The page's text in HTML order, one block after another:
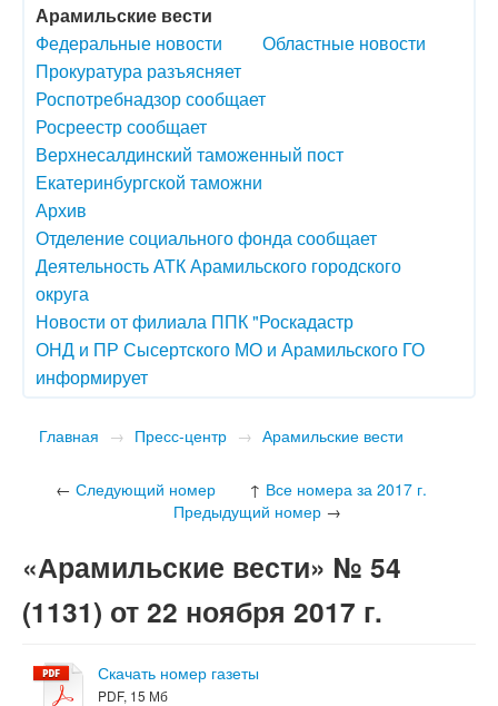
Арамильские вести
Федеральные новости
Областные новости
Прокуратура разъясняет
Роспотребнадзор сообщает
Росреестр сообщает
Верхнесалдинский таможенный пост
Екатеринбургской таможни
Архив
Отделение социального фонда сообщает
Деятельность АТК Арамильского городского
округа
Новости от филиала ППК "Роскадастр
ОНД и ПР Сысертского МО и Арамильского ГО
информирует
Главная → Пресс-центр → Арамильские вести
← Следующий номер ↑ Все номера за 2017 г.
Предыдущий номер →
«Арамильские вести» № 54
(1131) от 22 ноября 2017 г.
Скачать номер газеты
PDF, 15 Мб